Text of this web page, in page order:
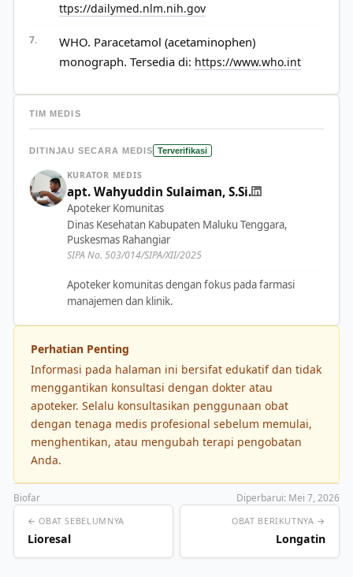
ttps://dailymed.nlm.nih.gov
WHO. Paracetamol (acetaminophen)
monograph. Tersedia di: https://www.who.int
TIM MEDIS
DITINJAU SECARA MEDIS Terverifikasi
KURATOR MEDIS
apt. Wahyuddin Sulaiman, S.Si.
Apoteker Komunitas
Dinas Kesehatan Kabupaten Maluku Tenggara,
Puskesmas Rahangiar
SIPA No. 503/014/SIPA/XII/2025
Apoteker komunitas dengan fokus pada farmasi
manajemen dan klinik.
Perhatian Penting
Informasi pada halaman ini bersifat edukatif dan tidak
menggantikan konsultasi dengan dokter atau
apoteker. Selalu konsultasikan penggunaan obat
dengan tenaga medis profesional sebelum memulai,
menghentikan, atau mengubah terapi pengobatan
Anda.
Biofar Diperbarui: Mei 7, 2026
← OBAT SEBELUMNYA
Lioresal
OBAT BERIKUTNYA →
Longatin